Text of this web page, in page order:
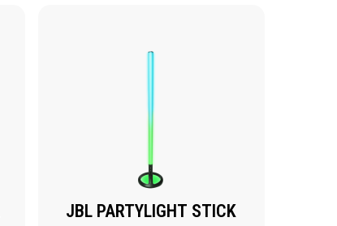
JBL PARTYLIGHT STICK